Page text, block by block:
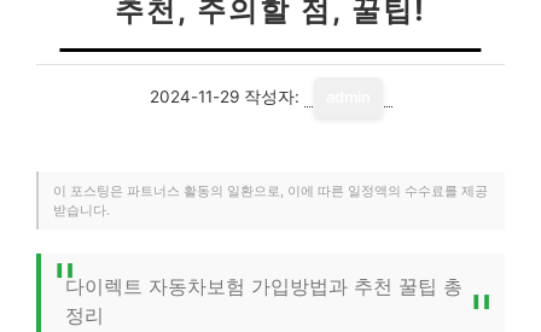
추천, 주의할 점, 꿀팁!
2024-11-29 작성자:
이 포스팅은 파트너스 활동의 일환으로, 이에 따른 일정액의 수수료를 제공
받습니다.
다이렉트 자동차보험 가입방법과 추천 꿀팁 총
정리